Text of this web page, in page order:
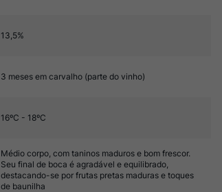
13,5%
3 meses em carvalho (parte do vinho)
16ºC - 18ºC
Médio corpo, com taninos maduros e bom frescor.
Seu final de boca é agradável e equilibrado,
destacando-se por frutas pretas maduras e toques
de baunilha